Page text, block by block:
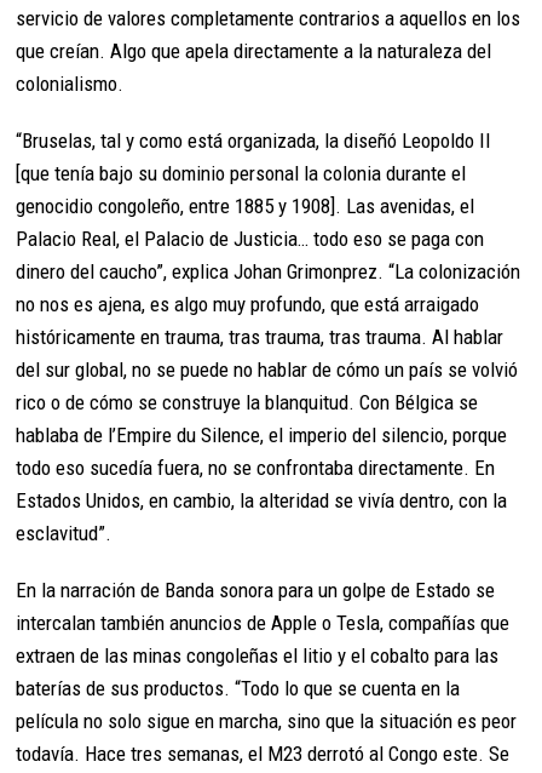
servicio de valores completamente contrarios a aquellos en los
que creían. Algo que apela directamente a la naturaleza del
colonialismo.
“Bruselas, tal y como está organizada, la diseñó Leopoldo II
[que tenía bajo su dominio personal la colonia durante el
genocidio congoleño, entre 1885 y 1908]. Las avenidas, el
Palacio Real, el Palacio de Justicia… todo eso se paga con
dinero del caucho”, explica Johan Grimonprez. “La colonización
no nos es ajena, es algo muy profundo, que está arraigado
históricamente en trauma, tras trauma, tras trauma. Al hablar
del sur global, no se puede no hablar de cómo un país se volvió
rico o de cómo se construye la blanquitud. Con Bélgica se
hablaba de l’Empire du Silence, el imperio del silencio, porque
todo eso sucedía fuera, no se confrontaba directamente. En
Estados Unidos, en cambio, la alteridad se vivía dentro, con la
esclavitud”.
En la narración de Banda sonora para un golpe de Estado se
intercalan también anuncios de Apple o Tesla, compañías que
extraen de las minas congoleñas el litio y el cobalto para las
baterías de sus productos. “Todo lo que se cuenta en la
película no solo sigue en marcha, sino que la situación es peor
todavía. Hace tres semanas, el M23 derrotó al Congo este. Se